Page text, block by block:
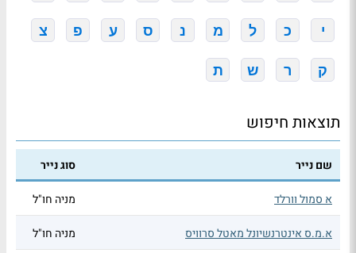
י כ ל מ נ ס ע פ צ
ק ר ש ת
תוצאות חיפוש
שם נייר סוג נייר
א סמול וורלד מניה חו"ל
א.מ.ס אינטרנשיונל מאטל סרוויס מניה חו"ל